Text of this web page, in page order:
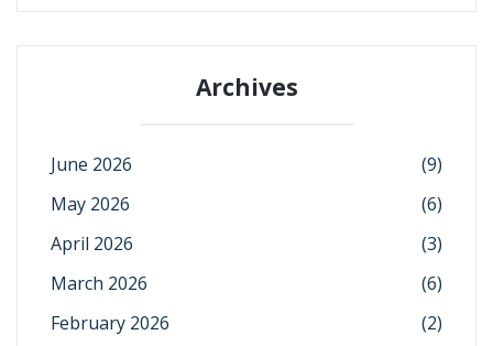
Archives
June 2026
(9)
May 2026
(6)
April 2026
(3)
March 2026
(6)
February 2026
(2)